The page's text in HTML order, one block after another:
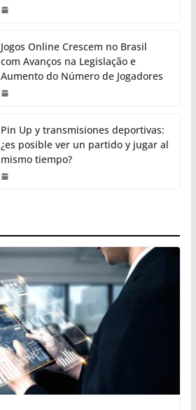
Jogos Online Crescem no Brasil
com Avanços na Legislação e
Aumento do Número de Jogadores
Pin Up y transmisiones deportivas:
¿es posible ver un partido y jugar al
mismo tiempo?